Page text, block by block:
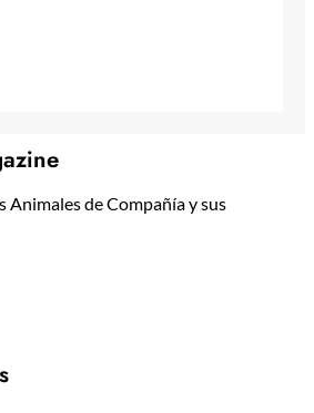
Animales de Compañía y sus